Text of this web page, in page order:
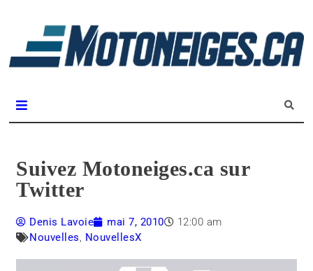
Suivez Motoneiges.ca sur
Twitter
Denis Lavoie mai 7, 2010
12:00 am
Nouvelles, NouvellesX